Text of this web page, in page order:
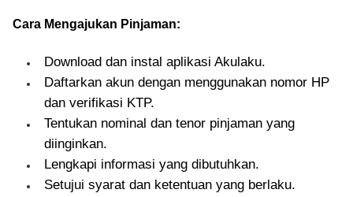
Cara Mengajukan Pinjaman:
Download dan instal aplikasi Akulaku.
Daftarkan akun dengan menggunakan nomor HP
dan verifikasi KTP.
Tentukan nominal dan tenor pinjaman yang
diinginkan.
Lengkapi informasi yang dibutuhkan.
Setujui syarat dan ketentuan yang berlaku.